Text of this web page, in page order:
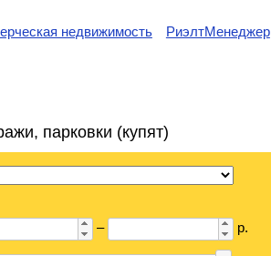
недвижимость РиэлтМенеджер
парковки (купят)
– р.